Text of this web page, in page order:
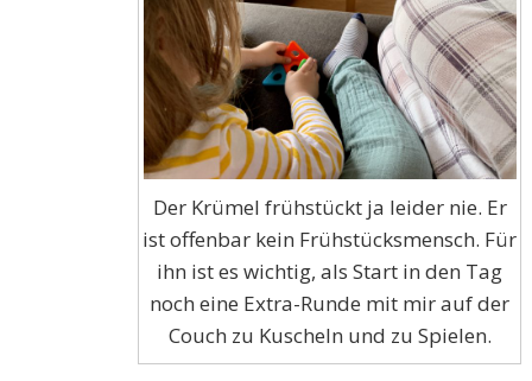
Der Krümel frühstückt ja leider nie. Er
ist offenbar kein Frühstücksmensch. Für
ihn ist es wichtig, als Start in den Tag
noch eine Extra-Runde mit mir auf der
Couch zu Kuscheln und zu Spielen.